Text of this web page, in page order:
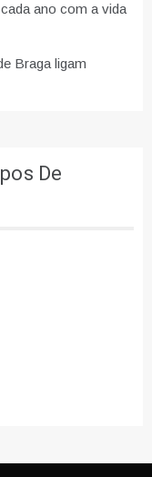
ano com a vida
Braga ligam
De